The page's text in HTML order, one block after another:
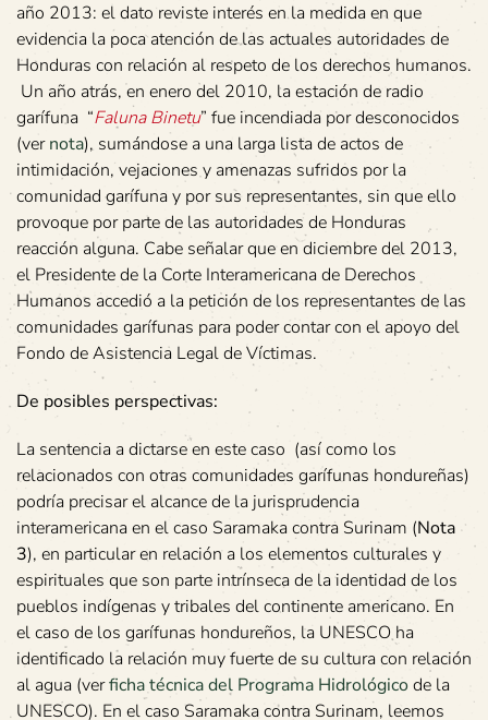
año 2013: el dato reviste interés en la medida en que
evidencia la poca atención de las actuales autoridades de
Honduras con relación al respeto de los derechos humanos.
Un año atrás, en enero del 2010, la estación de radio
garífuna “Faluna Binetu” fue incendiada por desconocidos
(vernota), sumándose a una larga lista de actos de
intimidación, vejaciones y amenazas sufridos por la
comunidad garífuna y por sus representantes, sin que ello
provoque por parte de las autoridades de Honduras
reacción alguna. Cabe señalar que en diciembre del 2013,
el Presidente de la Corte Interamericana de Derechos
Humanos accedió a la petición de los representantes de las
comunidades garífunas para poder contar con el apoyo del
Fondo de Asistencia Legal de Víctimas.
De posibles perspectivas:
La sentencia a dictarse en este caso (así como los
relacionados con otras comunidades garífunas hondureñas)
podría precisar el alcance de la jurisprudencia
interamericana en el caso Saramaka contra Surinam (Nota
3), en particular en relación a los elementos culturales y
espirituales que son parte intrínseca de la identidad de los
pueblos indígenas y tribales del continente americano. En
el caso de los garífunas hondureños, la UNESCO ha
identificado la relación muy fuerte de su cultura con relación
al agua (verficha técnica del Programa Hidrológicode la
UNESCO). En el caso Saramaka contra Surinam, leemos